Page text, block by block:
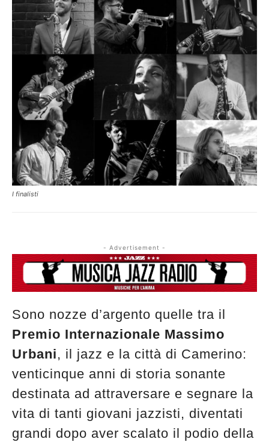
€0.00
I finalisti
- Advertisement -
Sono nozze d’argento quelle tra il
Premio Internazionale Massimo
Urbani, il jazz e la città di Camerino:
venticinque anni di storia sonante
destinata ad attraversare e segnare la
vita di tanti giovani jazzisti, diventati
grandi dopo aver scalato il podio della